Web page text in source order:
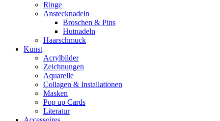
Ringe
Anstecknadeln
Broschen & Pins
Hutnadeln
Haarschmuck
Kunst
Acrylbilder
Zeichnungen
Aquarelle
Collagen & Installationen
Masken
Pop up Cards
Literatur